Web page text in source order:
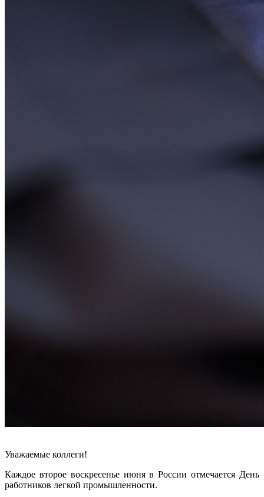
Уважаемые коллеги!
Каждое второе воскресенье июня в России отмечается День
работников легкой промышленности.